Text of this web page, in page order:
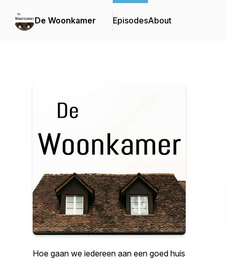
De Woonkamer EpisodesAbout
Hoe gaan we iedereen aan een goed huis